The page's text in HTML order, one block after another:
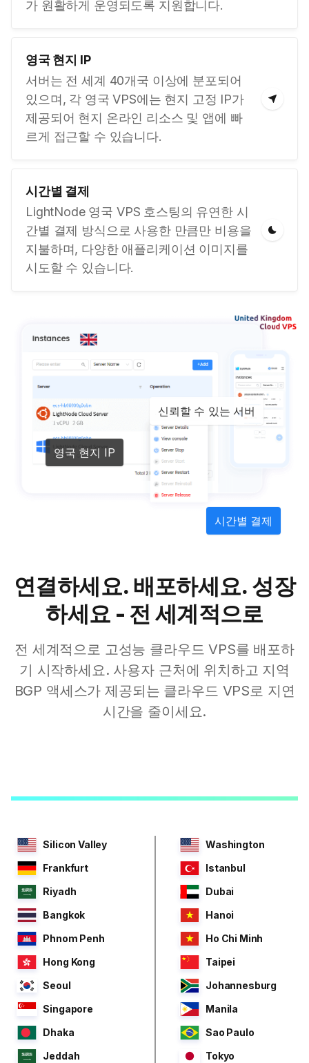
가 원활하게 운영되도록 지원합니다.
영국 현지 IP
서버는 전 세계 40개국 이상에 분포되어
있으며, 각 영국 VPS에는 현지 고정 IP가
제공되어 현지 온라인 리소스 및 앱에 빠
르게 접근할 수 있습니다.
시간별 결제
LightNode 영국 VPS 호스팅의 유연한 시
간별 결제 방식으로 사용한 만큼만 비용을
지불하며, 다양한 애플리케이션 이미지를
시도할 수 있습니다.
신뢰할 수 있는 서버
영국 현지 IP
시간별 결제
연결하세요. 배포하세요. 성장
하세요 - 전 세계적으로
전 세계적으로 고성능 클라우드 VPS를 배포하
기 시작하세요. 사용자 근처에 위치하고 지역
BGP 액세스가 제공되는 클라우드 VPS로 지연
시간을 줄이세요.
Silicon Valley
Washington
Frankfurt
Istanbul
Riyadh
Dubai
Bangkok
Hanoi
Phnom Penh
Ho Chi Minh
Hong Kong
Taipei
Seoul
Johannesburg
Singapore
Manila
Dhaka
Sao Paulo
Jeddah
Tokyo